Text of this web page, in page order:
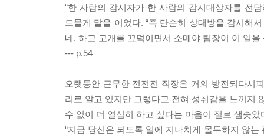
“한 사람의 감시자가 한 사람의 감시대상자를 전
드물게 말을 이었다. “즉 단순히 상대방을 감시해
네, 하고 고개를 끄덕이면서 소메야 팀장이 이 일
--- p.54
오랫동안 근무한 전전전 직장은 거의 방전되다시
리로 알고 있지만 그렇다고 전혀 성취감을 느끼지
수 없이 더 열심히 하고 싶다는 마음이 절로 샘솟았
“지금 당신은 되도록 일에 지나치게 몰두하지 않